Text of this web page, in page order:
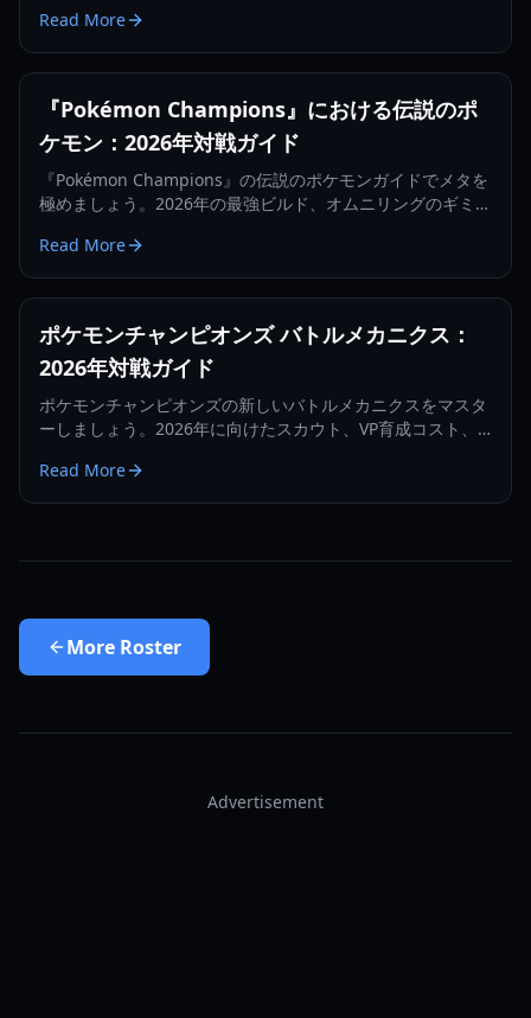
の変更点について詳しく解説します。
Read More
『Pokémon Champions』における伝説のポ
ケモン：2026年対戦ガイド
『Pokémon Champions』の伝説のポケモンガイドでメタを
極めましょう。2026年の最強ビルド、オムニリングのギミッ
Read More
ポケモンチャンピオンズ バトルメカニクス：
2026年対戦ガイド
ポケモンチャンピオンズの新しいバトルメカニクスをマスタ
ーしましょう。2026年に向けたスカウト、VP育成コスト、
Read More
More Roster
Advertisement